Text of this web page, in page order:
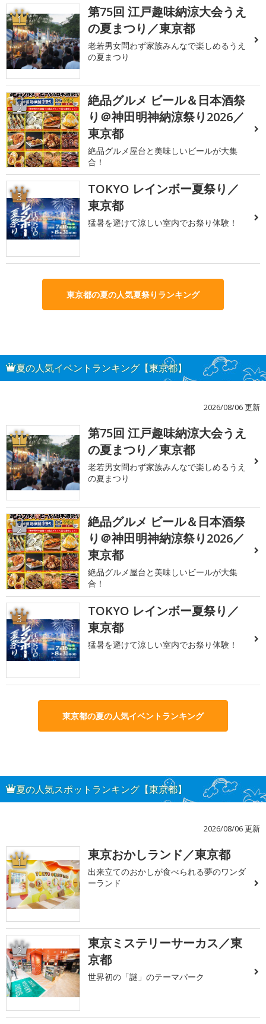
1
第75回 江戸趣味納涼大会うえ
の夏まつり／東京都
老若男女問わず家族みんなで楽しめるうえ
の夏まつり
2
絶品グルメ ビール＆日本酒祭
り＠神田明神納涼祭り2026／
東京都
絶品グルメ屋台と美味しいビールが大集
合！
3
TOKYO レインボー夏祭り／
東京都
猛暑を避けて涼しい室内でお祭り体験！
東京都の夏の人気夏祭りランキング
夏の人気イベントランキング【東京都】
2026/08/06 更新
1
第75回 江戸趣味納涼大会うえ
の夏まつり／東京都
老若男女問わず家族みんなで楽しめるうえ
の夏まつり
2
絶品グルメ ビール＆日本酒祭
り＠神田明神納涼祭り2026／
東京都
絶品グルメ屋台と美味しいビールが大集
合！
3
TOKYO レインボー夏祭り／
東京都
猛暑を避けて涼しい室内でお祭り体験！
東京都の夏の人気イベントランキング
夏の人気スポットランキング【東京都】
2026/08/06 更新
1 東京おかしランド／東京都
出来立てのおかしが食べられる夢のワンダ
ーランド
2
東京ミステリーサーカス／東
京都
世界初の「謎」のテーマパーク